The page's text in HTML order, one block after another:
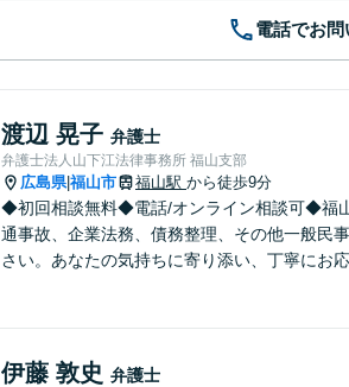
電話でお
渡辺 晃子 弁護士
弁護士法人山下江法律事務所 福山支部
広島県|福山市 福山駅 から徒歩9分
◆初回相談無料◆電話/オンライン相談可◆福
通事故、企業法務、債務整理、その他一般民
さい。あなたの気持ちに寄り添い、丁寧にお応
伊藤 敦史 弁護士